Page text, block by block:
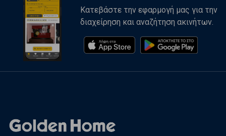
Κατεβάστε την εφαρμογή μας για την
διαχείρηση και αναζήτηση ακινήτων.